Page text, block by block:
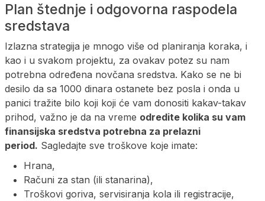
Plan štednje i odgovorna raspodela
sredstava
Izlazna strategija je mnogo više od planiranja koraka, i
kao i u svakom projektu, za ovakav potez su nam
potrebna određena novčana sredstva. Kako se ne bi
desilo da sa 1000 dinara ostanete bez posla i onda u
panici tražite bilo koji koji će vam donositi kakav-takav
prihod, važno je da na vreme odredite kolika su vam
finansijska sredstva potrebna za prelazni
period. Sagledajte sve troškove koje imate:
Hrana,
Računi za stan (ili stanarina),
Troškovi goriva, servisiranja kola ili registracije,